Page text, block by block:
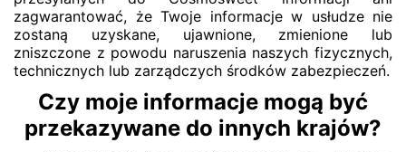
zagwarantować, że Twoje informacje w usłudze nie
zostaną uzyskane, ujawnione, zmienione lub
zniszczone z powodu naruszenia naszych fizycznych,
technicznych lub zarządczych środków zabezpieczeń.
Czy moje informacje mogą być
przekazywane do innych krajów?